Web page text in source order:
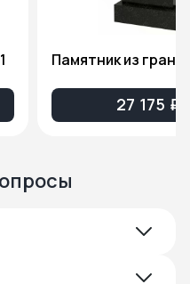
27 175 ₽